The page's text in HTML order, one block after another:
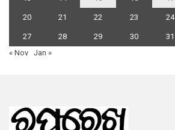
20 21 22 23 24
27 28 29 30
31
« Nov Jan »